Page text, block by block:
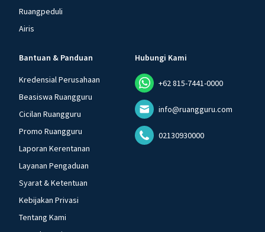
Ruangpeduli
Airis
Bantuan & Panduan
Kredensial Perusahaan
Beasiswa Ruangguru
Cicilan Ruangguru
Promo Ruangguru
Laporan Kerentanan
Layanan Pengaduan
Syarat & Ketentuan
Kebijakan Privasi
Tentang Kami
Hubungi Kami
+62 815-7441-0000
info@ruangguru.com
02130930000